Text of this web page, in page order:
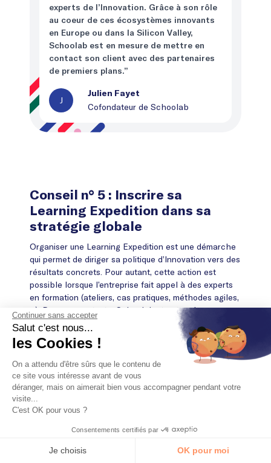
experts de l’Innovation. Grâce à son rôle
au coeur de ces écosystèmes innovants
en Europe ou dans la Silicon Valley,
Schoolab est en mesure de mettre en
contact son client avec des partenaires
de premiers plans.”
J
Julien Fayet
Cofondateur de Schoolab
Conseil n° 5 : Inscrire sa
Learning Expedition dans sa
stratégie globale
Organiser une Learning Expedition est une démarche
qui permet de diriger sa politique d’Innovation vers des
résultats concrets. Pour autant, cette action est
possible lorsque l’entreprise fait appel à des experts
en formation (ateliers, cas pratiques, méthodes agiles,
…). Dans ce contexte, Schoolab structure les
explorations apprenantes au cas par cas, selon les
l’accompagnement de Schoolab facilite aussi la
transmission et la validation des connaissances au
sein des participants.
qu’après avoir identifié les objectifs de
Continuer sans accepter
Salut c'est nous...
les Cookies !
On a attendu d'être sûrs que le contenu de
ce site vous intéresse avant de vous
déranger, mais on aimerait bien vous accompagner pendant votre
visite...
C'est OK pour vous ?
Consentements certifiés par
Je choisis OK pour moi